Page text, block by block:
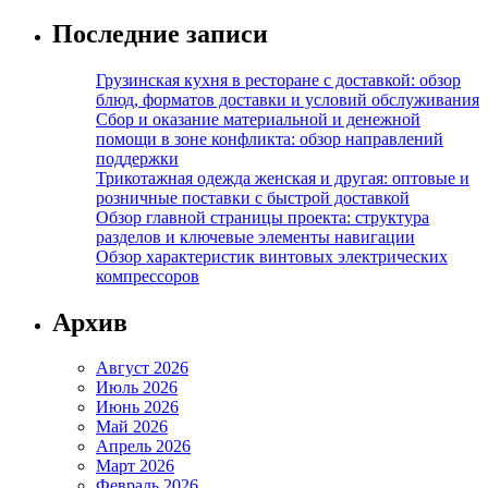
Последние записи
Грузинская кухня в ресторане с доставкой: обзор
блюд, форматов доставки и условий обслуживания
Сбор и оказание материальной и денежной
помощи в зоне конфликта: обзор направлений
поддержки
Трикотажная одежда женская и другая: оптовые и
розничные поставки с быстрой доставкой
Обзор главной страницы проекта: структура
разделов и ключевые элементы навигации
Обзор характеристик винтовых электрических
компрессоров
Архив
Август 2026
Июль 2026
Июнь 2026
Май 2026
Апрель 2026
Март 2026